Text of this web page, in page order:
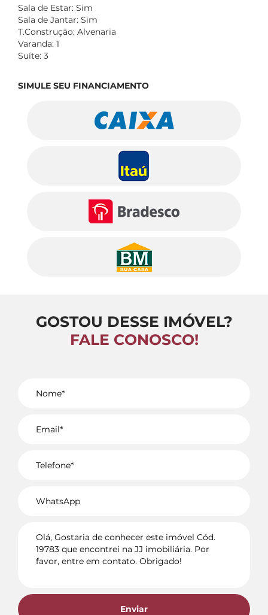
Sala de Estar: Sim
Sala de Jantar: Sim
T.Construção: Alvenaria
Varanda: 1
Suíte: 3
SIMULE SEU FINANCIAMENTO
GOSTOU DESSE IMÓVEL?
FALE CONOSCO!
Enviar